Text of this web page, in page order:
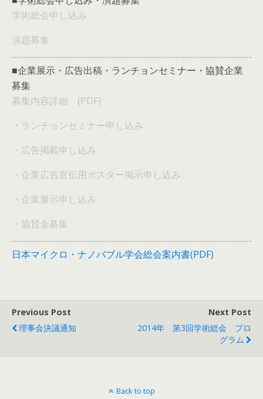
学術総会申し込み
演題募集
■企業展示・広告出稿・ランチョンセミナー・協賛企業
募集
募集内容詳細 (PDF)
・ランチョンセミナー申し込み
・広告掲載申し込み
・企業広告宣伝用ポスター掲示申し込み
・企業展示申し込み
・協賛金募集
日本マイクロ・ナノバブル学会総会案内書(PDF)
Previous Post
理事会決議通知
Next Post
2014年 第3回学術総会 プロ
グラム
Back to top